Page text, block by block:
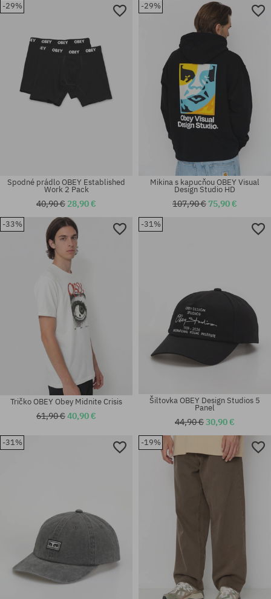
M; L; XL
Dostupné veľkosti:
Dostupné veľkosti:
-29%
Dostupné veľkosti:
Spodné prádlo OBEY Established
Work 2 Pack
40,90 € 28,90 €
-29%
Dostupné veľkosti:
M; L; XL
Mikina s kapucňou OBEY Visual
Design Studio HD
107,90 € 75,90 €
-33%
Tričko OBEY Obey Midnite Crisis
61,90 €40,90 €
-31%
Šiltovka OBEY Design Studios 5
Panel
44,90 €30,90 €
-31% -19%